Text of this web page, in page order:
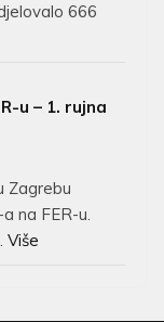
666
u – 1. rujna
Zagrebu
na FER-u.
Više